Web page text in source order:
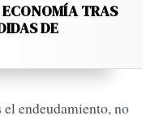
TRAS
DE
endeudamiento, no